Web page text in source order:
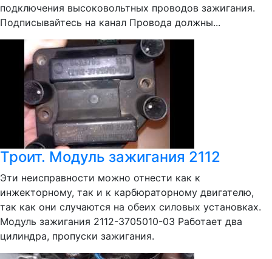
подключения высоковольтных проводов зажигания.
Подписывайтесь на канал Провода должны...
Троит. Модуль зажигания 2112
Эти неисправности можно отнести как к
инжекторному, так и к карбюраторному двигателю,
так как они случаются на обеих силовых установках.
Модуль зажигания 2112-3705010-03 Работает два
цилиндра, пропуски зажигания.